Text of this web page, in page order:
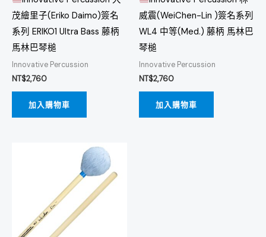
茂繪里子(Eriko Daimo)簽名
系列 ERIKO1 Ultra Bass 藤柄
馬林巴琴槌
Innovative Percussion
NT$2,760
加入購物車
威震(WeiChen-Lin )簽名系列
WL4 中等(Med.) 藤柄 馬林巴
琴槌
Innovative Percussion
NT$2,760
加入購物車